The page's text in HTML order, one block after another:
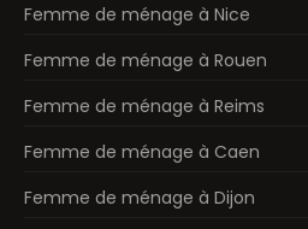
Femme de ménage à Nice
Femme de ménage à Rouen
Femme de ménage à Reims
Femme de ménage à Caen
Femme de ménage à Dijon